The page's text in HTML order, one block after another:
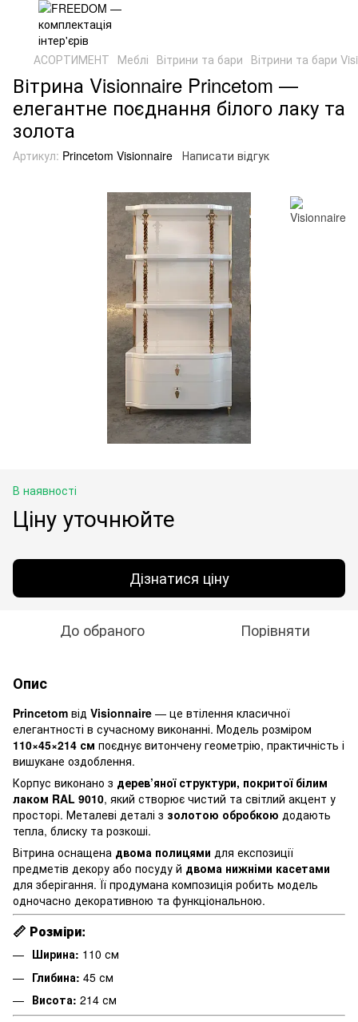
АСОРТИМЕНТ Меблі Вітрини та бари Вітрини та бари
Вітрина Visionnaire Princetom —
елегантне поєднання білого лаку та
золота
Артикул: Princetom Visionnaire Написати відгук
В наявності
Ціну уточнюйте
Дізнатися ціну
До обраного Порівняти
Опис
Princetom від Visionnaire — це втілення класичної
елегантності в сучасному виконанні. Модель розміром
110×45×214 см поєднує витончену геометрію, практичність і
вишукане оздоблення.
Корпус виконано з дерев’яної структури, покритої білим
лаком RAL 9010, який створює чистий та світлий акцент у
просторі. Металеві деталі з золотою обробкою додають
тепла, блиску та розкоші.
Вітрина оснащена двома полицями для експозиції
предметів декору або посуду й двома нижніми касетами
для зберігання. Її продумана композиція робить модель
одночасно декоративною та функціональною.
📏 Розміри:
Ширина: 110 см
Глибина: 45 см
Висота: 214 см